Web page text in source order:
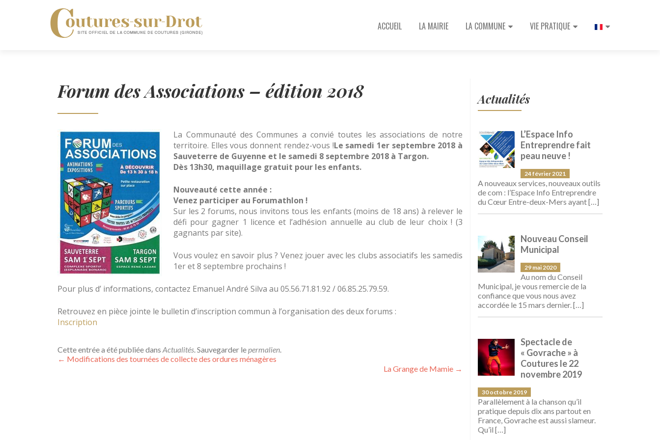
ACCUEIL LA MAIRIE LA COMMUNE VIE PRATIQUE
Forum des Associations – édition 2018
La Communauté des Communes a convié toutes les associations de notre
territoire. Elles vous donnent rendez-vous !Le samedi 1er septembre 2018 à
Sauveterre de Guyenne et le samedi 8 septembre 2018 à Targon.
Dès 13h30, maquillage gratuit pour les enfants.
Nouveauté cette année :
Venez participer au Forumathlon !
Sur les 2 forums, nous invitons tous les enfants (moins de 18 ans) à relever le
défi pour gagner 1 licence et l’adhésion annuelle au club de leur choix ! (3
gagnants par site).
Vous voulez en savoir plus ? Venez jouer avec les clubs associatifs les samedis
1er et 8 septembre prochains !
Pour plus d’ informations, contactez Emanuel André Silva au 05.56.71.81.92 / 06.85.25.79.59.
Retrouvez en pièce jointe le bulletin d’inscription commun à l’organisation des deux forums :
Inscription
Cette entrée a été publiée dans Actualités. Sauvegarder lepermalien.
← Modifications des tournées de collecte des ordures ménagères
La Grange de Mamie →
Actualités
L’Espace Info
Entreprendre fait
peau neuve !
24 février 2021
A nouveaux services, nouveaux outils
de com : l’Espace Info Entreprendre
du Cœur Entre-deux-Mers ayant[…]
Nouveau Conseil
Municipal
29 mai 2020
Au nom du Conseil
Municipal, je vous remercie de la
confiance que vous nous avez
accordée le 15 mars dernier.[…]
Spectacle de
« Govrache » à
Coutures le 22
novembre 2019
30 octobre 2019
Parallèlement à la chanson qu’il
pratique depuis dix ans partout en
France, Govrache est aussi slameur.
Qu’il […]